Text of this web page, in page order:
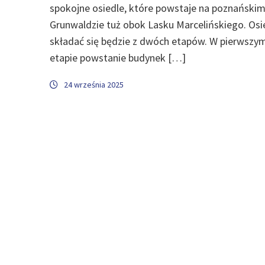
spokojne osiedle, które powstaje na poznańskim
Grunwaldzie tuż obok Lasku Marcelińskiego.
składać się będzie z dwóch etapów. W
etapie powstanie budynek […]
24 września 2025